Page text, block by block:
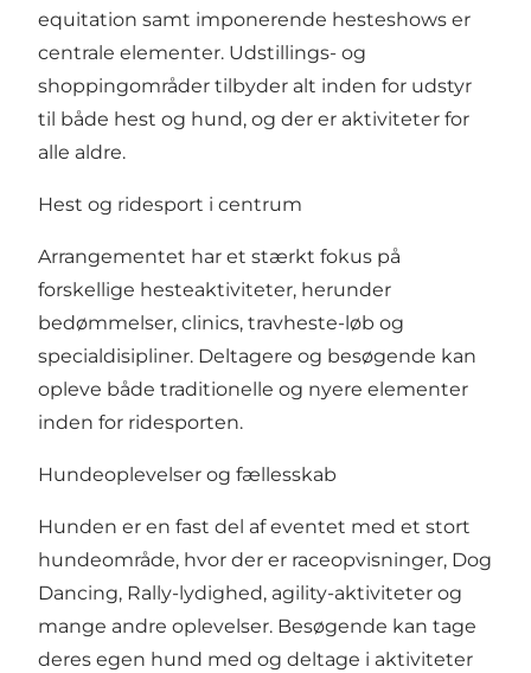
equitation samt imponerende hesteshows er
centrale elementer. Udstillings- og
shoppingområder tilbyder alt inden for udstyr
til både hest og hund, og der er aktiviteter for
alle aldre.
Hest og ridesport i centrum
Arrangementet har et stærkt fokus på
forskellige hesteaktiviteter, herunder
bedømmelser, clinics, travheste-løb og
specialdisipliner. Deltagere og besøgende kan
opleve både traditionelle og nyere elementer
inden for ridesporten.
Hundeoplevelser og fællesskab
Hunden er en fast del af eventet med et stort
hundeområde, hvor der er raceopvisninger, Dog
Dancing, Rally-lydighed, agility-aktiviteter og
mange andre oplevelser. Besøgende kan tage
deres egen hund med og deltage i aktiviteter